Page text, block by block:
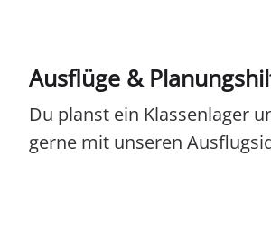
Ausflüge &
Du planst ein Klassenlager
gerne mit unseren